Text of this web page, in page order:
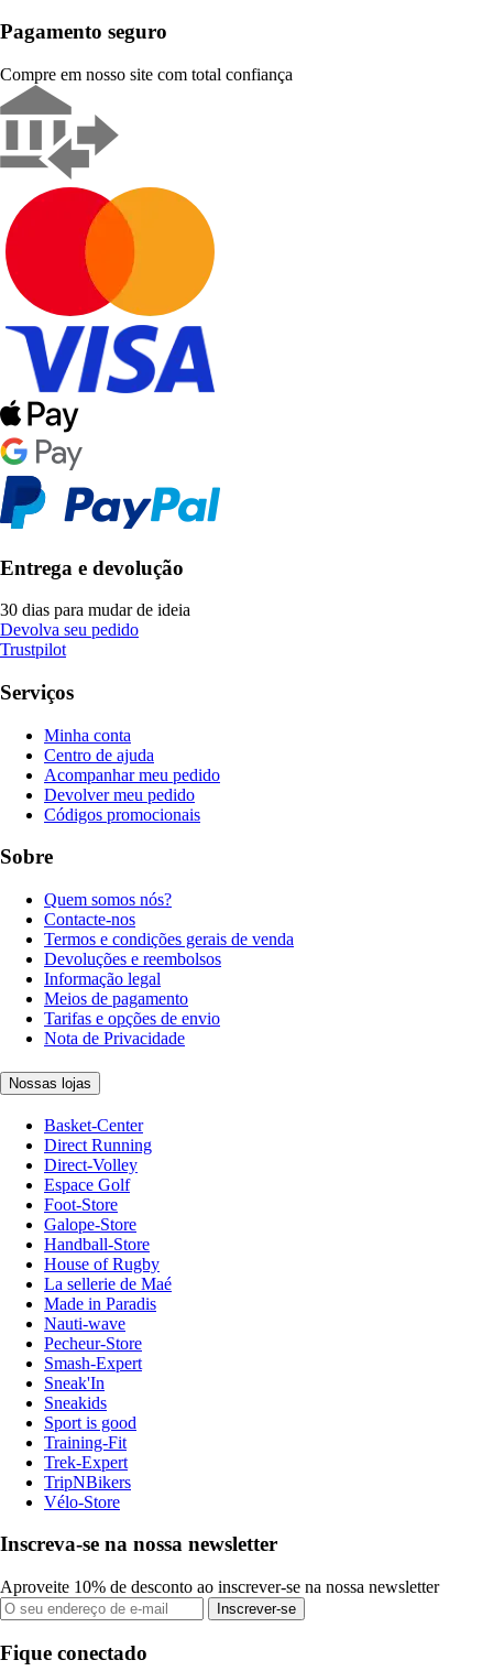
Pagamento seguro
Compre em nosso site com total confiança
Entrega e devolução
30 dias para mudar de ideia
Devolva seu pedido
Trustpilot
Serviços
Minha conta
Centro de ajuda
Acompanhar meu pedido
Devolver meu pedido
Códigos promocionais
Sobre
Quem somos nós?
Contacte-nos
Termos e condições gerais de venda
Devoluções e reembolsos
Informação legal
Meios de pagamento
Tarifas e opções de envio
Nota de Privacidade
Nossas lojas
Basket-Center
Direct Running
Direct-Volley
Espace Golf
Foot-Store
Galope-Store
Handball-Store
House of Rugby
La sellerie de Maé
Made in Paradis
Nauti-wave
Pecheur-Store
Smash-Expert
Sneak'In
Sneakids
Sport is good
Training-Fit
Trek-Expert
TripNBikers
Vélo-Store
Inscreva-se na nossa newsletter
Aproveite 10% de desconto ao inscrever-se na nossa newsletter
Inscrever-se
Fique conectado